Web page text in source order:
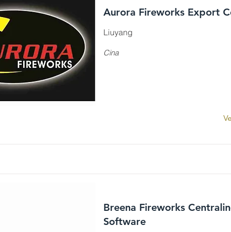
Aurora Fireworks Export
Liuyang
Cina
Breena Fireworks
Software